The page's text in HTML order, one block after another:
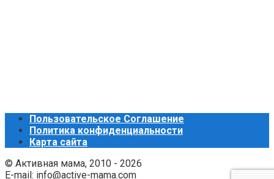
Пользовательское Соглашение
Политика конфиденциальности
Карта сайта
© Активная мама, 2010 - 2026
E-mail: info@active-mama.com